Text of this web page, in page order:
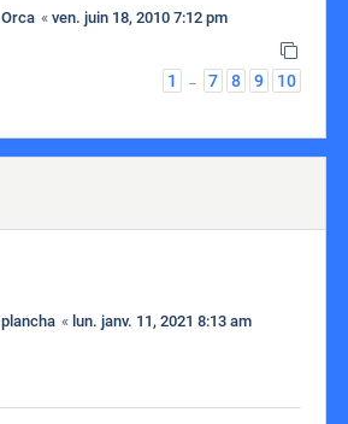
Orca « ven. juin 18, 2010 7:12 pm
1
… 7 8 9 10
plancha « lun. janv. 11, 2021 8:13 am